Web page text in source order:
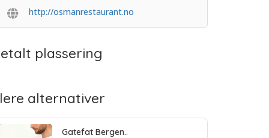
http://osmanrestaurant.no
plassering
alternativer
Gatefat Bergen..